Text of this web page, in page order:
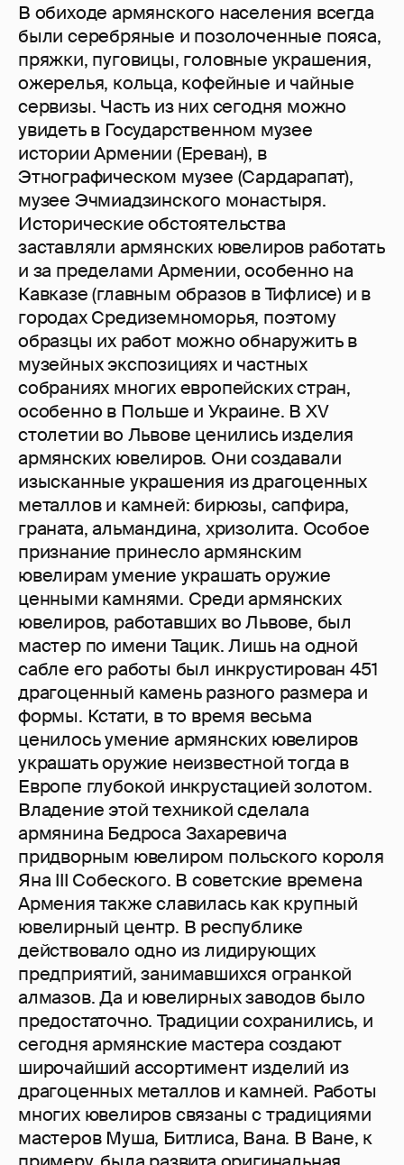
В обиходе армянского населения всегда
были серебряные и позолоченные пояса,
пряжки, пуговицы, головные украшения,
ожерелья, кольца, кофейные и чайные
сервизы. Часть из них сегодня можно
увидеть в Государственном музее
истории Армении (Ереван), в
Этнографическом музее (Сардарапат),
музее Эчмиадзинского монастыря.
Исторические обстоятельства
заставляли армянских ювелиров работать
и за пределами Армении, особенно на
Кавказе (главным образов в Тифлисе) и в
городах Средиземноморья, поэтому
образцы их работ можно обнаружить в
музейных экспозициях и частных
собраниях многих европейских стран,
особенно в Польше и Украине. В XV
столетии во Львове ценились изделия
армянских ювелиров. Они создавали
изысканные украшения из драгоценных
металлов и камней: бирюзы, сапфира,
граната, альмандина, хризолита. Особое
признание принесло армянским
ювелирам умение украшать оружие
ценными камнями. Среди армянских
ювелиров, работавших во Львове, был
мастер по имени Тацик. Лишь на одной
сабле его работы был инкрустирован 451
драгоценный камень разного размера и
формы. Кстати, в то время весьма
ценилось умение армянских ювелиров
украшать оружие неизвестной тогда в
Европе глубокой инкрустацией золотом.
Владение этой техникой сделала
армянина Бедроса Захаревича
придворным ювелиром польского короля
Яна III Собеского. В советские времена
Армения также славилась как крупный
ювелирный центр. В республике
действовало одно из лидирующих
предприятий, занимавшихся огранкой
алмазов. Да и ювелирных заводов было
предостаточно. Традиции сохранились, и
сегодня армянские мастера создают
широчайший ассортимент изделий из
драгоценных металлов и камней. Работы
многих ювелиров связаны с традициями
мастеров Муша, Битлиса, Вана. В Ване, к